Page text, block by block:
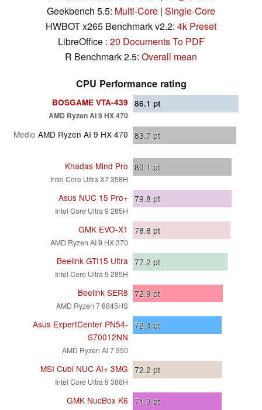
Geekbench 5.5: Multi-Core | Single-Core
HWBOT x265 Benchmark v2.2: 4k Preset
LibreOffice : 20 Documents To PDF
R Benchmark 2.5: Overall mean
CPU Performance rating
BOSGAME VTA-439
AMD Ryzen AI 9 HX 470
86.1 pt
Medio AMD Ryzen AI 9 HX 470 83.7 pt
Khadas Mind Pro
Intel Core Ultra X7 358H
80.1 pt
Asus NUC 15 Pro+
Intel Core Ultra 9 285H
79.8 pt
GMK EVO-X1
AMD Ryzen AI 9 HX 370
78.8 pt
Beelink GTI15 Ultra
Intel Core Ultra 9 285H
77.2 pt
Beelink SER8
AMD Ryzen 7 8845HS
72.9 pt
Asus ExpertCenter PN54-
S70012NN
AMD Ryzen AI 7 350
72.4pt
MSI Cubi NUC AI+ 3MG
Intel Core Ultra 9 386H
72.2 pt
GMK NucBox K6 71.9pt